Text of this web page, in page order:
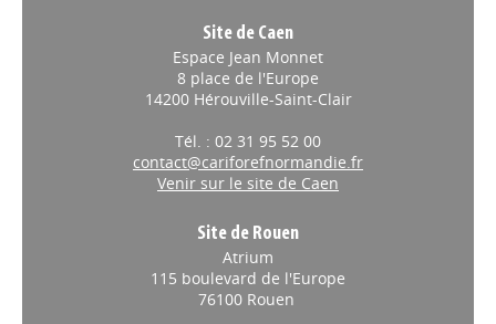
Site de Caen
Espace Jean Monnet
8 place de l'Europe
14200 Hérouville-Saint-Clair
Tél. : 02 31 95 52 00
contact@cariforefnormandie.fr
Venir sur le site de Caen
Site de Rouen
Atrium
115 boulevard de l'Europe
76100 Rouen